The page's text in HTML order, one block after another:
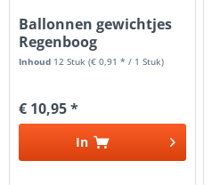
Ballonnen gewichtjes
Regenboog
Inhoud 12 Stuk(€ 0,91 * / 1 Stuk)
€ 10,95 *
In